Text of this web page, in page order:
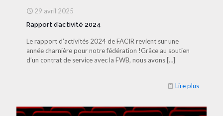
29 avril 2025
Rapport d’activité 2024
Le rapport d’activités 2024 de FACIR revient sur une
année charnière pour notre fédération !Grâce au soutien
d’un contrat de service avec la FWB, nous avons […]
Lire plus